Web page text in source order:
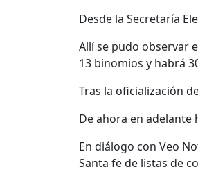
Desde la Secretaría
Allí se pudo observar
13 binomios y habrá
Tras la oficialización
De ahora en
En diálogo con Veo
Santa fe de listas de